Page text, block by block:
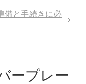
備と手続きに必
ープレー